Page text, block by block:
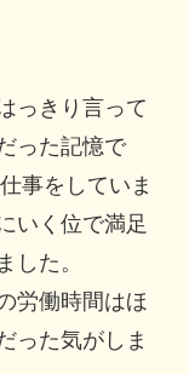
っきり言って
った記憶で
事をしていま
いく位で満足
した。
労働時間はほ
った気がしま